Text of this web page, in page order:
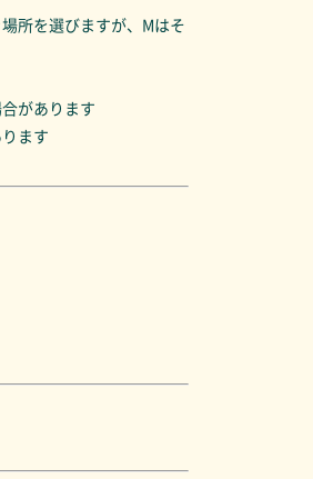
所を選びますが、Mはそ
があります
ます